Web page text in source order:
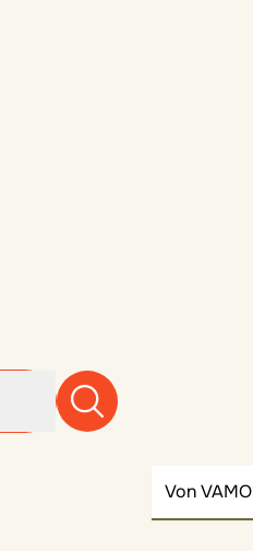
Von